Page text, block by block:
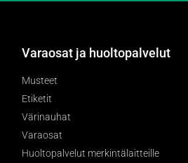
Varaosat ja huoltopalvelut
Musteet
Etiketit
Värinauhat
Varaosat
Huoltopalvelut merkintälaitteille